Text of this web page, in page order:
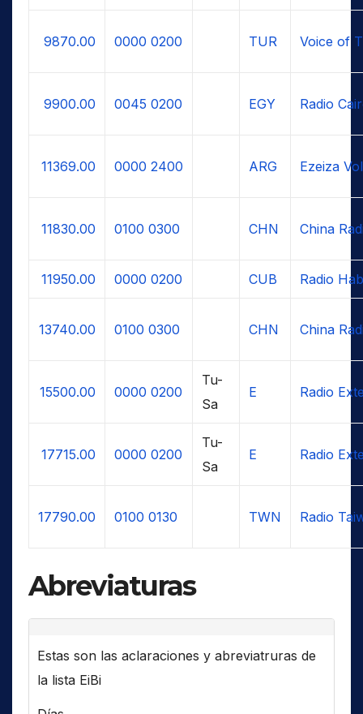
9870.00 0000 0200 TUR Voice of
9900.00 0045 0200 EGY Radio
11369.00 0000 2400 ARG Ezeiza
11830.00 0100 0300 CHN China
11950.00 0000 0200 CUB Radio
13740.00 0100 0300 CHN China
15500.00 0000 0200
Tu-
Sa
E Radio
17715.00 0000 0200
Tu-
Sa
E Radio
17790.00 0100 0130 TWN Radio
Abreviaturas
Estas son las aclaraciones y abreviatruras de
la lista EiBi